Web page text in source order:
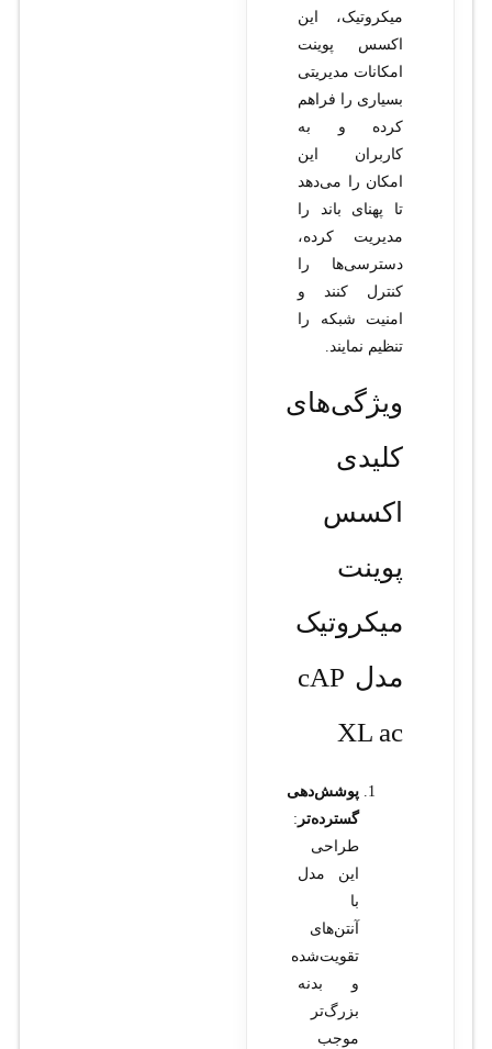
میکروتیک، این
اکسس پوینت
امکانات مدیریتی
بسیاری را فراهم
کرده و به
کاربران این
امکان را می‌دهد
تا پهنای باند را
مدیریت کرده،
دسترسی‌ها را
کنترل کنند و
امنیت شبکه را
تنظیم نمایند.
ویژگی‌های
کلیدی
اکسس
پوینت
میکروتیک
مدل cAP
XL ac
پوشش‌دهی
گسترده‌تر :
طراحی
این مدل
با
آنتن‌های
تقویت‌شده
و بدنه
بزرگ‌تر
موجب